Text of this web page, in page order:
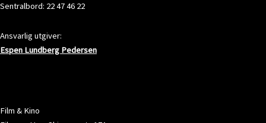
Sentralbord: 22 47 46 22
Ansvarlig utgiver:
Espen Lundberg Pedersen
Film & Kino